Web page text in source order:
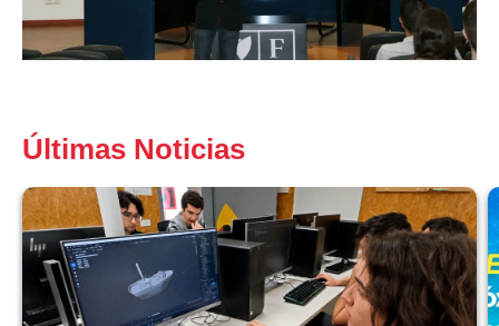
Últimas Noticias